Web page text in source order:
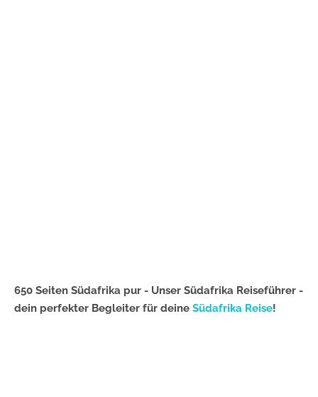
650 Seiten Südafrika pur - Unser Südafrika Reiseführer -
dein perfekter Begleiter für deine Südafrika Reise!